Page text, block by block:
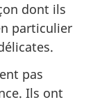
dont ils
particulier
pas
Ils ont